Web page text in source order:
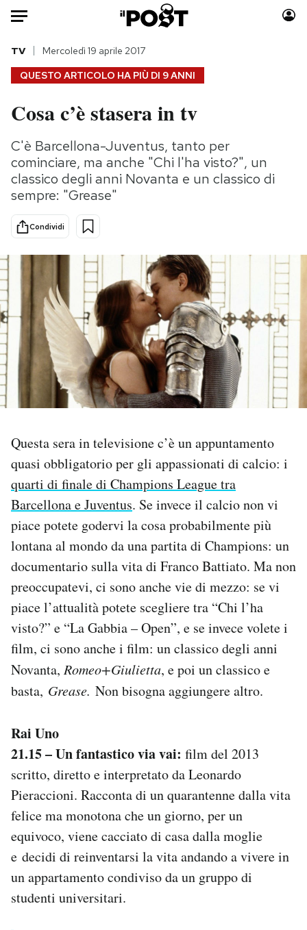
HOME
Italia
Politica
Tecnologia
Internet
Scienza
Cultura
Economia
Moda
Consumismi
Storie/Idee
Altrecose
Mondiali calcio 2026
PODCAST
NEWSLETTER
SHOP
CALENDARIO
AREA PERSONALE
Area Personale
Newsletter
Notifiche mobile
Regala il Post
Esci
QUESTO ARTICOLO HA PIÙ DI 9 ANNI
TV Mercoledì 19 aprile 2017
Cosa c’è stasera in tv
C'è Barcellona-Juventus, tanto per
cominciare, ma anche "Chi l'ha visto?", un
classico degli anni Novanta e un classico di
sempre: "Grease"
Condividi
Questa sera in televisione c’è un appuntamento
quasi obbligatorio per gli appassionati di calcio: i
quarti di finale di Champions League tra
Barcellona e Juventus. Se invece il calcio non vi
piace potete godervi la cosa probabilmente più
lontana al mondo da una partita di Champions: un
documentario sulla vita di Franco Battiato. Ma non
preoccupatevi, ci sono anche vie di mezzo: se vi
piace l’attualità potete scegliere tra “Chi l’ha
visto?” e “La Gabbia – Open”, e se invece volete i
film, ci sono anche i film: un classico degli anni
Novanta, Romeo+Giulietta, e poi un classico e
basta, Grease. Non bisogna aggiungere altro.
Rai Uno
21.15 – Un fantastico via vai: film del 2013
scritto, diretto e interpretato da Leonardo
Pieraccioni. Racconta di un quarantenne dalla vita
felice ma monotona che un giorno, per un
equivoco, viene cacciato di casa dalla moglie
e decidi di reinventarsi la vita andando a vivere in
un appartamento condiviso da un gruppo di
studenti universitari.